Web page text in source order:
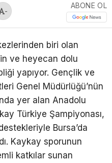
-
ABONE OL
biri olan
ve heyecan dolu
yapıyor. Gençlik ve
Genel Müdürlüğü’nün
yer alan Anadolu
Türkiye Şampiyonası,
Bursa’da
Kaykay sporunun
katkılar sunan